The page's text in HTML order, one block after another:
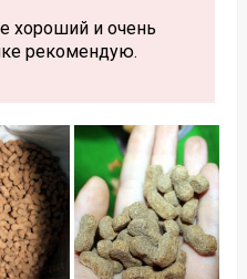
хороший и очень
рекомендую.